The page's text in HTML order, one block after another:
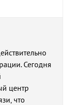
Сегодня
центр
что